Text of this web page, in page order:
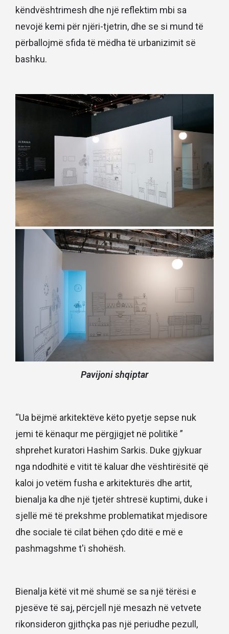
këndvështrimesh dhe një reflektim mbi sa
nevojë kemi për njëri-tjetrin, dhe se si mund të
përballojmë sfida të mëdha të urbanizimit së
bashku.
Pavijoni shqiptar
“Ua bëjmë arkitektëve këto pyetje sepse nuk
jemi të kënaqur me përgjigjet në politikë ”
shprehet kuratori Hashim Sarkis. Duke gjykuar
nga ndodhitë e vitit të kaluar dhe vështirësitë që
kaloi jo vetëm fusha e arkitekturës dhe artit,
bienalja ka dhe një tjetër shtresë kuptimi, duke i
sjellë më të prekshme problematikat mjedisore
dhe sociale të cilat bëhen çdo ditë e më e
pashmagshme t'i shohësh.
Bienalja këtë vit më shumë se sa një tërësi e
pjesëve të saj, përcjell një mesazh në vetvete
rikonsideron gjithçka pas një periudhe pezull,